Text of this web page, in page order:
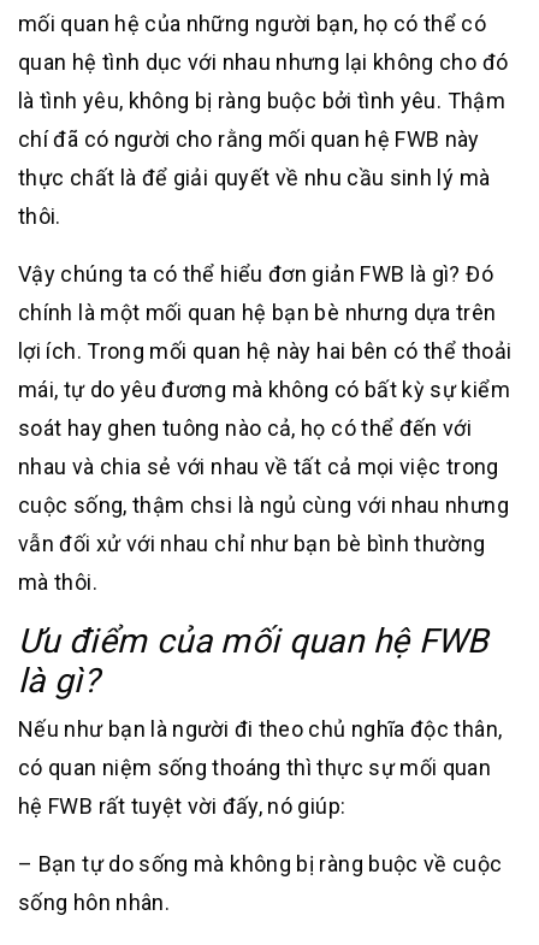
mối quan hệ của những người bạn, họ có thể có
quan hệ tình dục với nhau nhưng lại không cho đó
là tình yêu, không bị ràng buộc bởi tình yêu. Thậm
chí đã có người cho rằng mối quan hệ FWB này
thực chất là để giải quyết về nhu cầu sinh lý mà
thôi.
Vậy chúng ta có thể hiểu đơn giản FWB là gì? Đó
chính là một mối quan hệ bạn bè nhưng dựa trên
lợi ích. Trong mối quan hệ này hai bên có thể thoải
mái, tự do yêu đương mà không có bất kỳ sự kiểm
soát hay ghen tuông nào cả, họ có thể đến với
nhau và chia sẻ với nhau về tất cả mọi việc trong
cuộc sống, thậm chsi là ngủ cùng với nhau nhưng
vẫn đối xử với nhau chỉ như bạn bè bình thường
mà thôi.
Ưu điểm của mối quan hệ FWB
là gì?
Nếu như bạn là người đi theo chủ nghĩa độc thân,
có quan niệm sống thoáng thì thực sự mối quan
hệ FWB rất tuyệt vời đấy, nó giúp:
– Bạn tự do sống mà không bị ràng buộc về cuộc
sống hôn nhân.